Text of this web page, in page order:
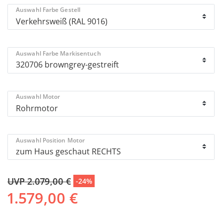
Auswahl Farbe Gestell
Auswahl Farbe Markisentuch
Auswahl Motor
Auswahl Position Motor
UVP 2.079,00 € -24%
1.579,00 €